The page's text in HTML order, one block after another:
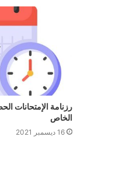
رزنامة الإمتحانات
الخاص
16 ديسمبر 2021